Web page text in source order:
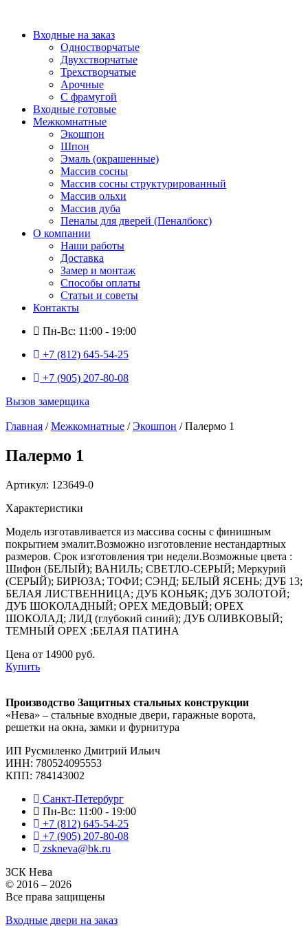
содержимому
Входные на заказ
Одностворчатые
Двухстворчатые
Трехстворчатые
Арочные
С фрамугой
Входные готовые
Межкомнатные
Экошпон
Шпон
Эмаль (окрашенные)
Массив сосны
Массив сосны структурированный
Массив ольхи
Массив дуба
Пеналы для дверей (Пеналбокс)
О компании
Наши работы
Доставка
Замер и монтаж
Способы оплаты
Статьи и советы
Контакты
Пн-Вс: 11:00 - 19:00
+7 (812) 645-54-25
+7 (905) 207-80-08
Вызов замерщика
Главная /Межкомнатные /Экошпон / Палермо 1
Палермо 1
Артикул: 123649-0
Характеристики
Модель изготавливается из массива сосны с финишным
покрытием эмалит.Возможно изготовление нестандартных
размеров. Срок изготовления три недели.Возможные цвета :
Шифон (БЕЛЫЙ); ВАНИЛЬ; СВЕТЛО-СЕРЫЙ; Меркурий
(СЕРЫЙ); БИРЮЗА; ТОФИ; СЭНД; БЕЛЫЙ ЯСЕНЬ; ДУБ 13;
БЕЛАЯ ЛИСТВЕННИЦА; ДУБ КОНЬЯК; ДУБ ЗОЛОТОЙ;
ДУБ ШОКОЛАДНЫЙ; ОРЕХ МЕДОВЫЙ; ОРЕХ
ШОКОЛАД; ЛИД (глубокий синий); ДУБ ОЛИВКОВЫЙ;
ТЕМНЫЙ ОРЕХ ;БЕЛАЯ ПАТИНА
Цена от 14900 руб.
Купить
Производство Защитных стальных конструкции
«Нева» – стальные входные двери, гаражные ворота,
решетки на окна, замки и фурнитура
ИП Русмиленко Дмитрий Ильич
ИНН: 780524095553
КПП: 784143002
Санкт-Петербург
Пн-Вс: 11:00 - 19:00
+7 (812) 645-54-25
+7 (905) 207-80-08
zskneva@bk.ru
ЗСК Нева
© 2016 – 2026
Все права защищены
Входные двери на заказ